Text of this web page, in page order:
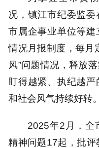
况，镇江市纪委监委
市属企事业单位等
情况月报制度，每月
风”问题情况，释放
盯得越紧、执纪越
和社会风气持续好转。
2025年2月，全
精神问题17起，批